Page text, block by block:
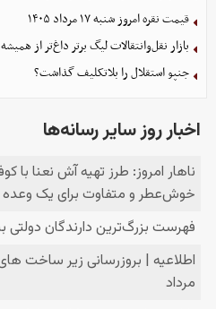
قیمت نقره امروز شنبه ۱۷ مرداد ۱۴۰۵
بازار نقل‌وانتقالات لیگ برتر داغ‌تر از همیشه
جنپو استقلال را بلاتکلیف گذاشت؟